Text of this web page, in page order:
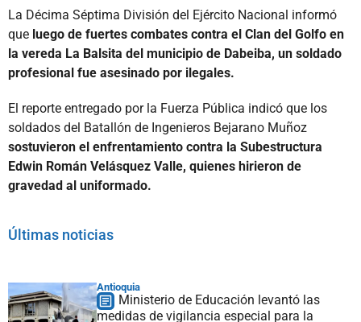
La Décima Séptima División del Ejército Nacional informó
que luego de fuertes combates contra el Clan del Golfo en
la vereda La Balsita del municipio de Dabeiba, un soldado
profesional fue asesinado por ilegales.
El reporte entregado por la Fuerza Pública indicó que los
soldados del Batallón de Ingenieros Bejarano Muñoz
sostuvieron el enfrentamiento contra la Subestructura
Edwin Román Velásquez Valle, quienes hirieron de
gravedad al uniformado.
Últimas noticias
Antioquia
Ministerio de Educación levantó las
medidas de vigilancia especial para la